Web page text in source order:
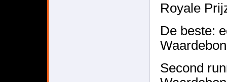
Royale
De beste:
Waardebon
Second